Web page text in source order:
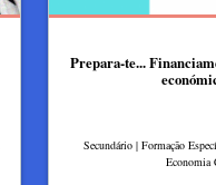
Prepara-te...
Secundário | Formação
Economia